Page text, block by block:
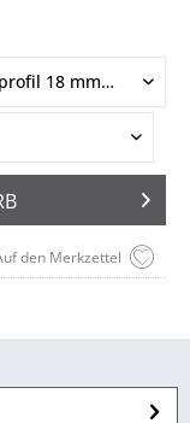
den Merkzettel